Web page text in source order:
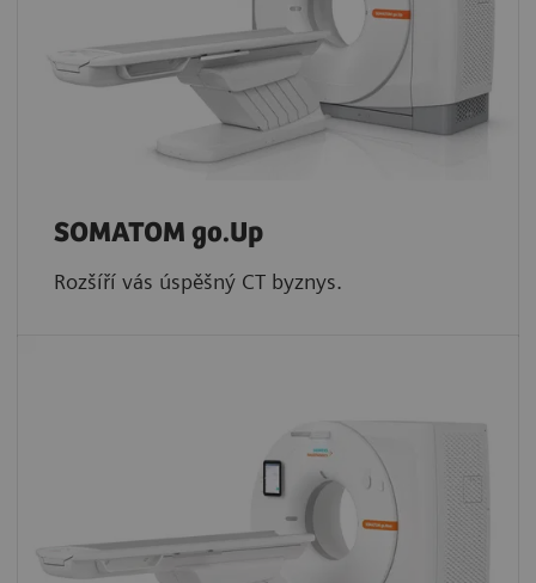
SOMATOM go.Up
Rozšíří vás úspěšný CT byznys.